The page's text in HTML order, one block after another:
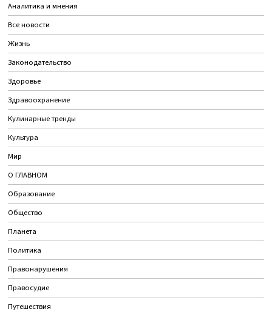
Аналитика и мнения
Все новости
Жизнь
Законодательство
Здоровье
Здравоохранение
Кулинарные тренды
Культура
Мир
О ГЛАВНОМ
Образование
Общество
Планета
Политика
Правонарушения
Правосудие
Путешествия